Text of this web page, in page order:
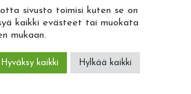
sivusto toimisi kuten se on
kaikki evästeet tai muokata
mukaan.
Hyväksy kaikki Hylkää kaikki